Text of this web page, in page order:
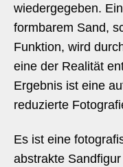
wiedergegeben.
formbarem Sand,
Funktion, wird
eine der Realität
Ergebnis ist eine
reduzierte
Es ist eine
abstrakte